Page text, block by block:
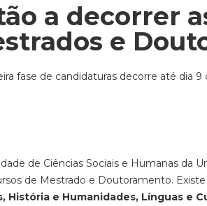
a decorrer
e
fase de candidaturas decorre até dia 9
de Ciências Sociais e Humanas da
de Mestrado e Doutoramento.
História e Humanidades, Línguas e